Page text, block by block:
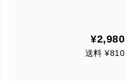
¥2,980
送料 ¥810